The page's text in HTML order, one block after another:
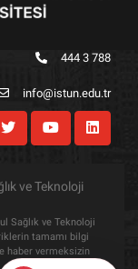
444 3 788
info@istun.edu.tr
ve Teknoloji
Sağlık ve Teknoloji
tamamı bilgi
haber vermeksizin